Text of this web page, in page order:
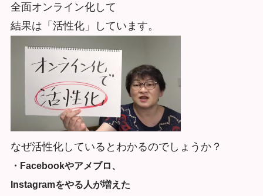
全面オンライン化して
結果は「活性化」しています。
なぜ活性化しているとわかるのでしょうか？
・Facebookやアメブロ、
Instagramをやる人が増えた